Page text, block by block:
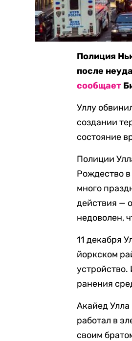
Полиция
после
сообщает
Уллу
создании
состояние
Полиции
Рождество
много
действия —
недоволен,
11 декабря
йоркском
устройство.
ранения
Акайед
работал в
своим